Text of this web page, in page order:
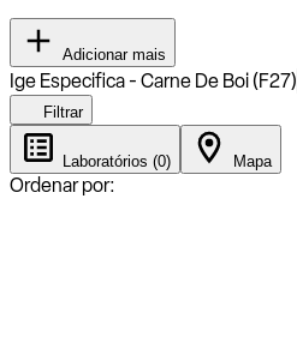
Adicionar mais
Ige Especifica - Carne De Boi (F27)
Filtrar
Laboratórios (0) Mapa
Ordenar por: